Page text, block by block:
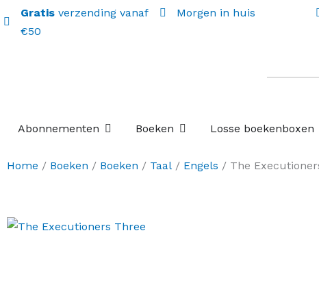
Gratis verzending vanaf
€50
Morgen in huis
Abonnementen Open Abonnementen
Boeken Open Boeken
Losse boekenboxen
Home / Boeken / Boeken / Taal / Engels / The